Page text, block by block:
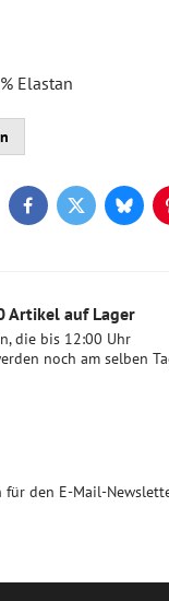
Elastan
FacebookTwitter
Artikel auf Lager
die bis 12:00 Uhr
noch am selben
für den E-Mail-